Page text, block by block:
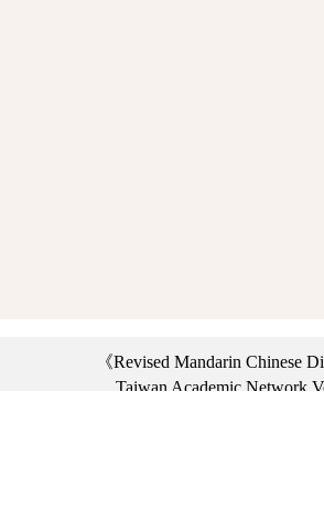
《Revised Mandarin Chinese
Taiwan Academic Network